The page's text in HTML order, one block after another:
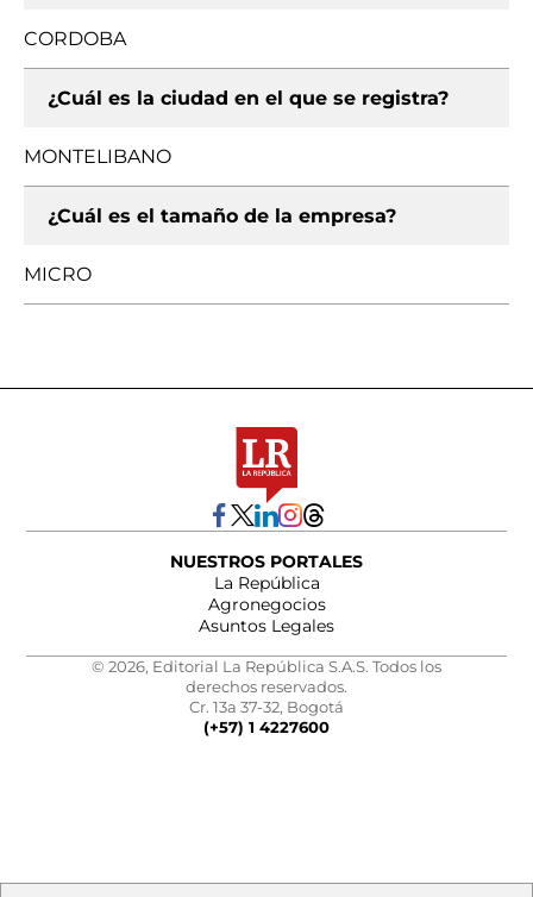
CORDOBA
¿Cuál es la ciudad en el que se registra?
MONTELIBANO
¿Cuál es el tamaño de la empresa?
MICRO
NUESTROS PORTALES
La República
Agronegocios
Asuntos Legales
© 2026, Editorial La República S.A.S. Todos los
derechos reservados.
Cr. 13a 37-32, Bogotá
(+57) 1 4227600